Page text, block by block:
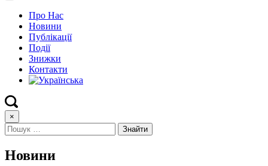
Про Нас
Новини
Публікації
Події
Знижки
Контакти
×
Новини